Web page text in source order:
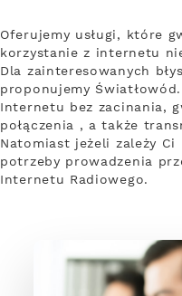
Oferujemy usługi, które
korzystanie z internetu
Dla zainteresowanych
proponujemy
Internetu bez zacinania,
połączenia , a także
Natomiast jeżeli zależy
potrzeby prowadzenia
Internetu Radiowego.